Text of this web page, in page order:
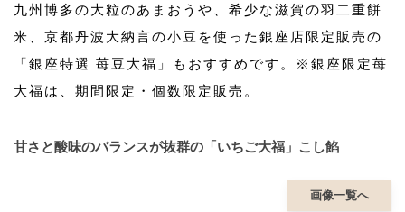
九州博多の大粒のあまおうや、希少な滋賀の羽二重餅
米、京都丹波大納言の小豆を使った銀座店限定販売の
「銀座特選 苺豆大福」もおすすめです。※銀座限定苺
大福は、期間限定・個数限定販売。
甘さと酸味のバランスが抜群の「いちご大福」こし餡
画像一覧へ